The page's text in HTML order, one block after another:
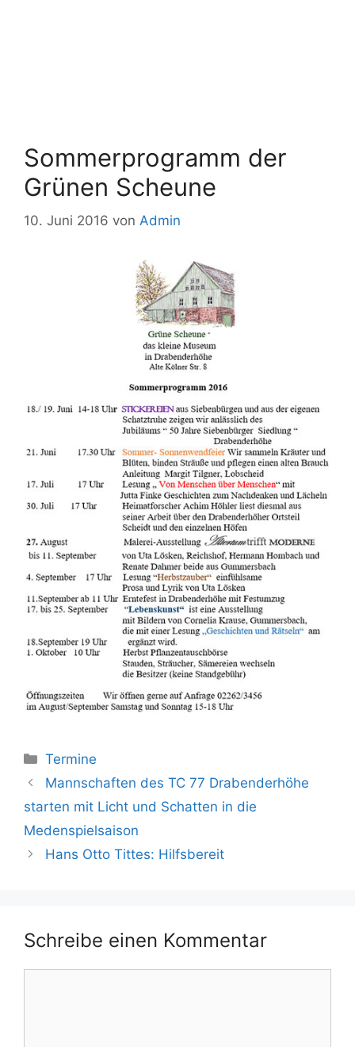
Sommerprogramm der
Grünen Scheune
10. Juni 2016 von Admin
Kategorien
Termine
Mannschaften des TC 77 Drabenderhöhe
starten mit Licht und Schatten in die
Medenspielsaison
Hans Otto Tittes: Hilfsbereit
Schreibe einen Kommentar